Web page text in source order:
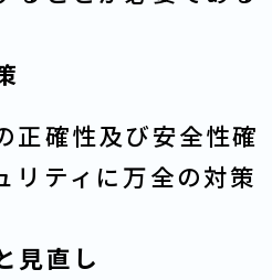
正確性及び安全性確
リティに万全の対策
見直し